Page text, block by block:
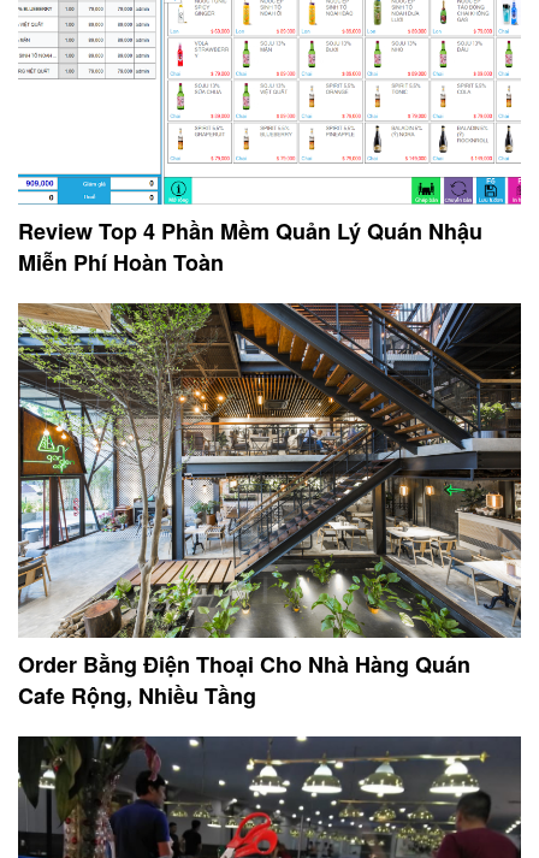
Review Top 4 Phần Mềm Quản Lý Quán Nhậu
Miễn Phí Hoàn Toàn
Order Bằng Điện Thoại Cho Nhà Hàng Quán
Cafe Rộng, Nhiều Tầng